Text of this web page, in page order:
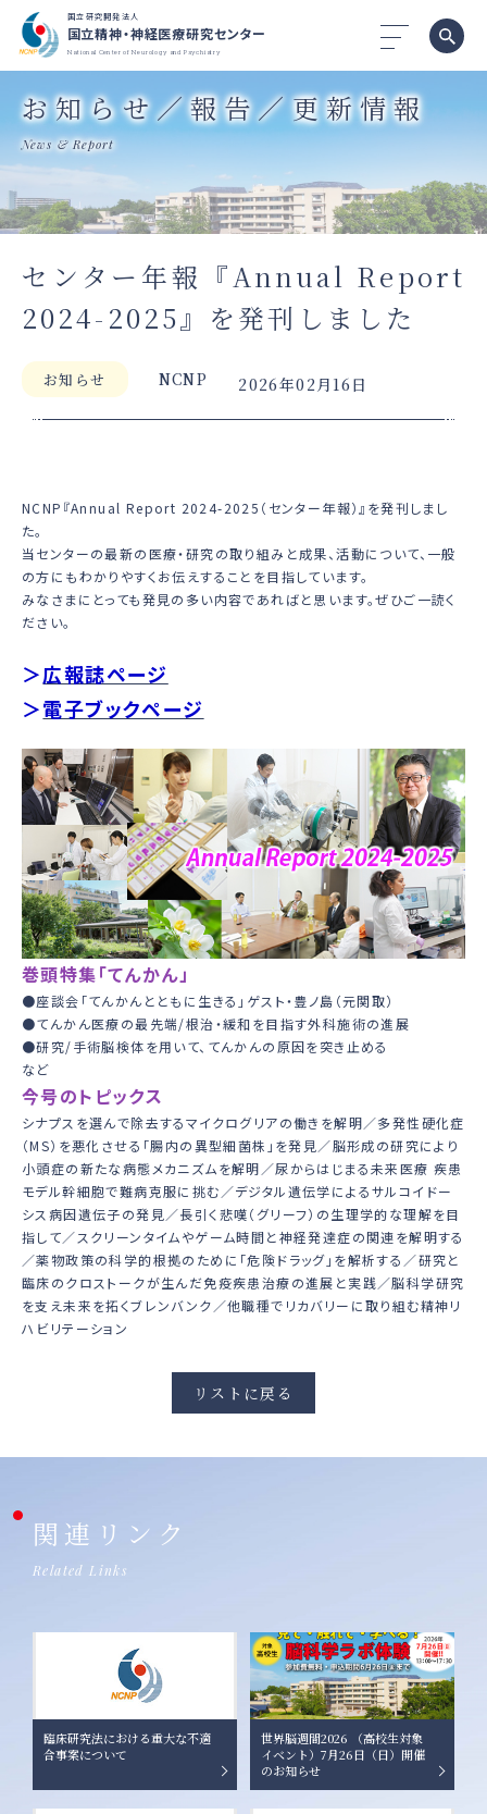
国立研究開発法人
国立精神・神経医療研究センター
National Center of Neurology and Psychiatry
お知らせ／報告／更新情報
News & Report
センター年報『Annual Report
2024-2025』を発刊しました
お知らせ NCNP 2026年02月16日
NCNP『Annual Report 2024-2025（センター年報）』を発刊しまし
た。
当センターの最新の医療・研究の取り組みと成果、活動について、一般
の方にもわかりやすくお伝えすることを目指しています。
みなさまにとっても発見の多い内容であればと思います。ぜひご一読く
ださい。
＞広報誌ページ
＞電子ブックページ
巻頭特集「てんかん」
●座談会「てんかんとともに生きる」ゲスト・豊ノ島（元関取）
●てんかん医療の最先端/根治・緩和を目指す外科施術の進展
●研究/手術脳検体を用いて、てんかんの原因を突き止める
など
今号のトピックス
シナプスを選んで除去するマイクログリアの働きを解明／多発性硬化症
（MS）を悪化させる「腸内の異型細菌株」を発見／脳形成の研究により
小頭症の新たな病態メカニズムを解明／尿からはじまる未来医療 疾患
モデル幹細胞で難病克服に挑む／デジタル遺伝学によるサルコイドー
シス病因遺伝子の発見／長引く悲嘆（グリーフ）の生理学的な理解を目
指して／スクリーンタイムやゲーム時間と神経発達症の関連を解明する
／薬物政策の科学的根拠のために「危険ドラッグ」を解析する／研究と
臨床のクロストークが生んだ免疫疾患治療の進展と実践／脳科学研究
を支え未来を拓くブレンバンク／他職種でリカバリーに取り組む精神リ
ハビリテーション
リストに戻る
関連リンク
Related Links
臨床研究法における重大な不適
合事案について
世界脳週間2026 （高校生対象
イベント）7月26日（日）開催
のお知らせ